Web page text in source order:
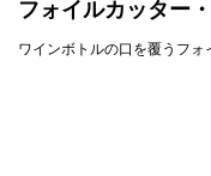
フォイルカッター
ワインボトルの口を覆うフォ